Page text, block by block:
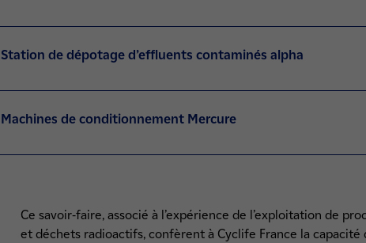
Station de dépotage d’effluents contaminés alpha
Machines de conditionnement Mercure
Ce savoir-faire, associé à l’expérience de l’exploitation de
et déchets radioactifs, confèrent à Cyclife France la